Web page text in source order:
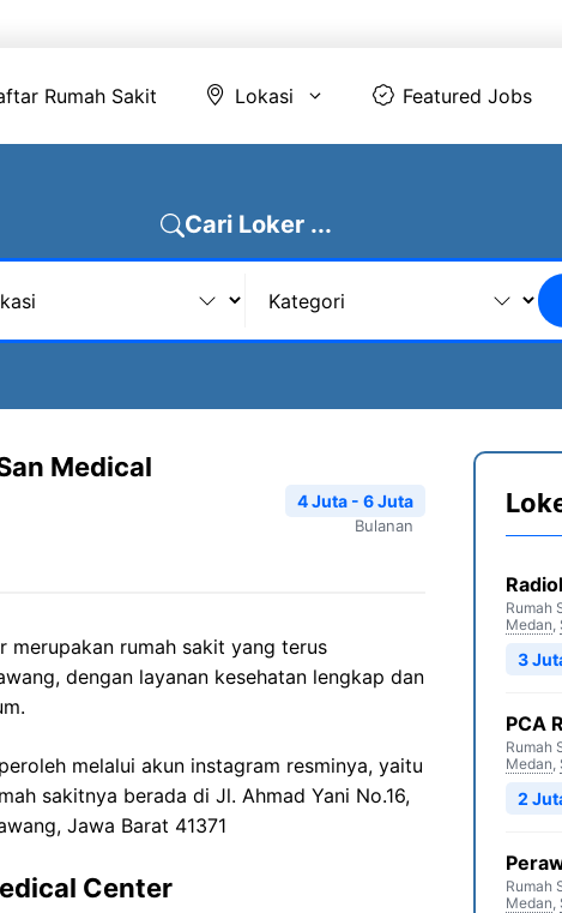
Rumah Sakit Lokasi Featured Jobs
Cari Loker ...
Medical
4 Juta - 6 Juta
Bulanan
merupakan rumah sakit yang terus
dengan layanan kesehatan lengkap dan
melalui akun instagram resminya, yaitu
sakitnya berada di Jl. Ahmad Yani No.16,
Jawa Barat 41371
Center
Rumah
Medan,
3
PCA
Rumah
Medan,
2
Rumah
Medan,